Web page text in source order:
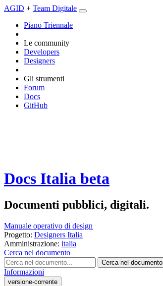
AGID + Team Digitale
Piano Triennale
Le community
Developers
Designers
Gli strumenti
Forum
Docs
GitHub
Docs Italia beta
Documenti pubblici, digitali.
Manuale operativo di design
Progetto: Designers Italia
Amministrazione: italia
Cerca nel documento
Cerca nel documento
Informazioni
versione-corrente